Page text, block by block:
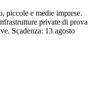
piccole e medie imprese.
private di prova
Scadenza: 13 agosto